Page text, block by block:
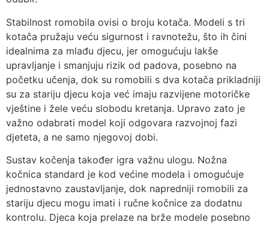
Stabilnost romobila ovisi o broju kotača. Modeli s tri
kotača pružaju veću sigurnost i ravnotežu, što ih čini
idealnima za mlađu djecu, jer omogućuju lakše
upravljanje i smanjuju rizik od padova, posebno na
početku učenja, dok su romobili s dva kotača prikladniji
su za stariju djecu koja već imaju razvijene motoričke
vještine i žele veću slobodu kretanja. Upravo zato je
važno odabrati model koji odgovara razvojnoj fazi
djeteta, a ne samo njegovoj dobi.
Sustav kočenja također igra važnu ulogu. Nožna
kočnica standard je kod većine modela i omogućuje
jednostavno zaustavljanje, dok napredniji romobili za
stariju djecu mogu imati i ručne kočnice za dodatnu
kontrolu. Djeca koja prelaze na brže modele posebno